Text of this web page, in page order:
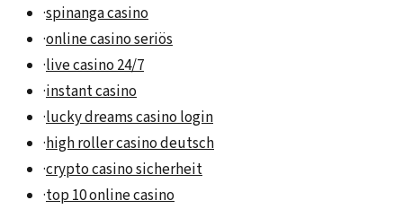
·spinanga casino
·online casino seriös
·live casino 24/7
·instant casino
·lucky dreams casino login
·high roller casino deutsch
·crypto casino sicherheit
·top 10 online casino